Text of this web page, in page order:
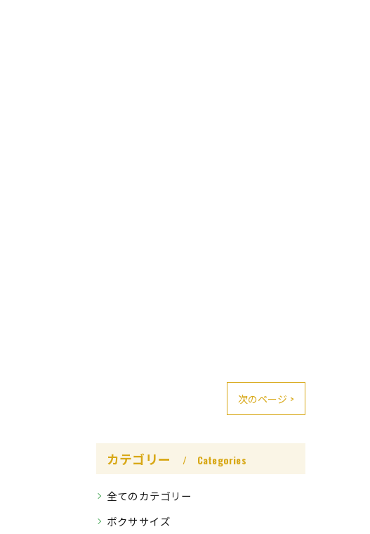
次のページ >
カテゴリー Categories
全てのカテゴリー
ボクササイズ